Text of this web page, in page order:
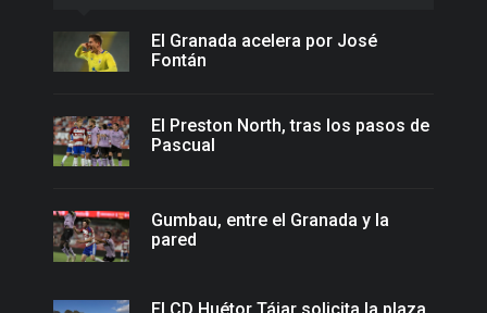
El Granada acelera por José
Fontán
El Preston North, tras los pasos de
Pascual
Gumbau, entre el Granada y la
pared